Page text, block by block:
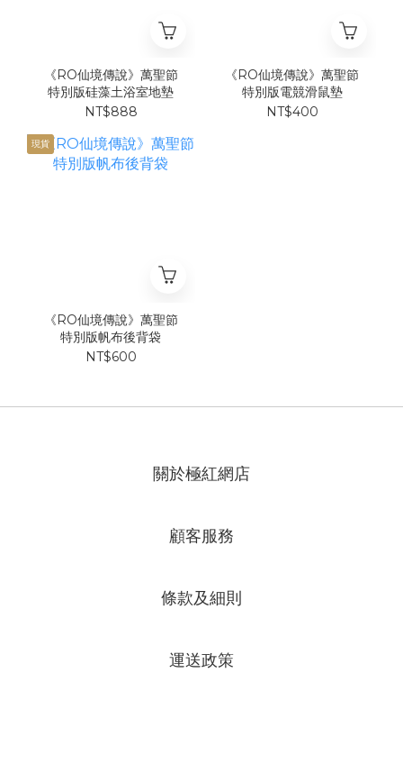
《RO仙境傳說》萬聖節
特別版硅藻土浴室地墊
NT$888
《RO仙境傳說》萬聖節
特別版電競滑鼠墊
NT$400
現貨
《RO仙境傳說》萬聖節
特別版帆布後背袋
NT$600
關於極紅網店
顧客服務
條款及細則
運送政策